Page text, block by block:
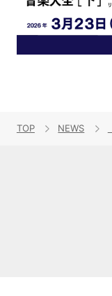
TOP NEWS